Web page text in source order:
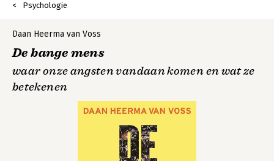
Psychologie
Daan Heerma van Voss
De bange mens
waar onze angsten vandaan komen en wat ze
betekenen